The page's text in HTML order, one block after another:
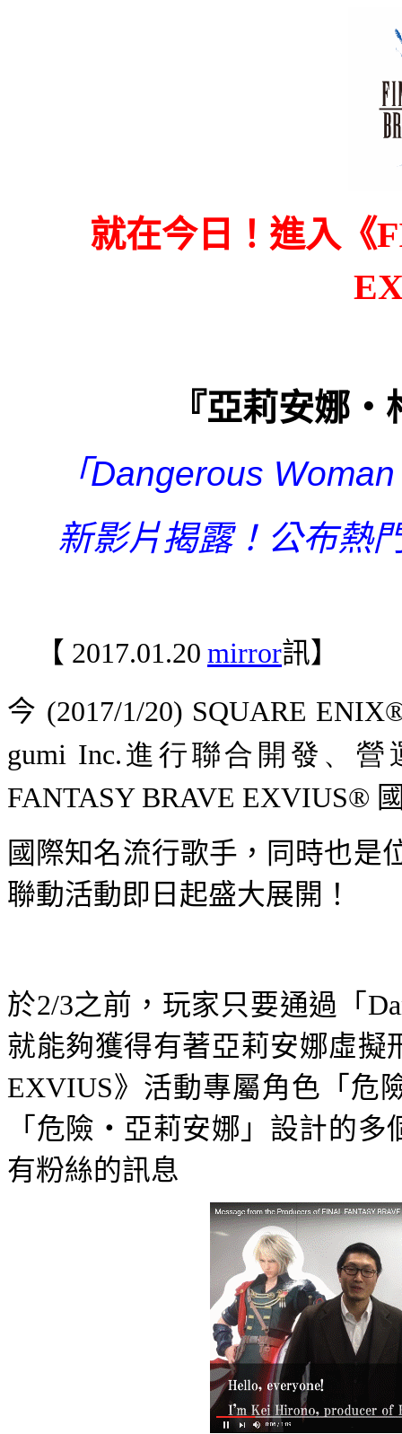
就在今日！進入《
『亞莉安娜‧
「Dangerous Woman
新影片揭露！公布熱
【 2017.01.20 mirror訊】
今 (2017/1/20) SQUARE
gumi Inc. 進行聯合開發、營
FANTASY BRAVE EXVIUS®
國際知名流行歌手，同時也是
聯動活動即日起盛大展開！
於2/3之前，玩家只要通過「
就能夠獲得有著亞莉安娜虛擬
EXVIUS》活動專屬角色「危
「危險・亞莉安娜」設計的多
有粉絲的訊息